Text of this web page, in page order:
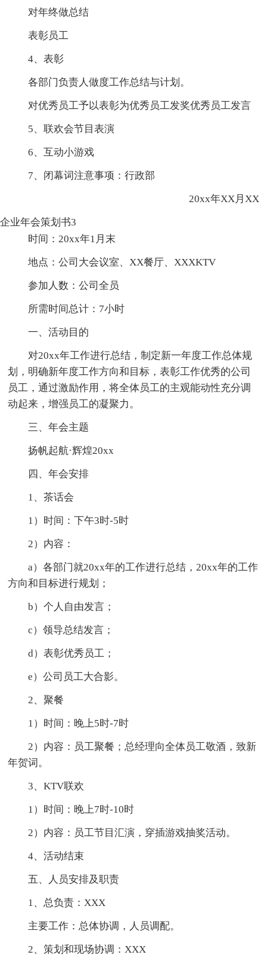
对年终做总结
表彰员工
4、表彰
各部门负责人做度工作总结与计划。
对优秀员工予以表彰为优秀员工发奖优秀员工发言
5、联欢会节目表演
6、互动小游戏
7、闭幕词注意事项：行政部
20xx年XX月XX
企业年会策划书3
时间：20xx年1月末
地点：公司大会议室、XX餐厅、XXXKTV
参加人数：公司全员
所需时间总计：7小时
一、活动目的
对20xx年工作进行总结，制定新一年度工作总体规
划，明确新年度工作方向和目标，表彰工作优秀的公司
员工，通过激励作用，将全体员工的主观能动性充分调
动起来，增强员工的凝聚力。
三、年会主题
扬帆起航·辉煌20xx
四、年会安排
1、茶话会
1）时间：下午3时-5时
2）内容：
a）各部门就20xx年的工作进行总结，20xx年的工作
方向和目标进行规划；
b）个人自由发言；
c）领导总结发言；
d）表彰优秀员工；
e）公司员工大合影。
2、聚餐
1）时间：晚上5时-7时
2）内容：员工聚餐；总经理向全体员工敬酒，致新
年贺词。
3、KTV联欢
1）时间：晚上7时-10时
2）内容：员工节目汇演，穿插游戏抽奖活动。
4、活动结束
五、人员安排及职责
1、总负责：XXX
主要工作：总体协调，人员调配。
2、策划和现场协调：XXX